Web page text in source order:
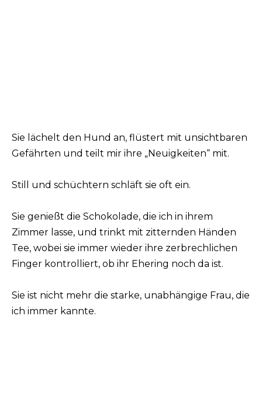
Sie lächelt den Hund an, flüstert mit unsichtbaren
Gefährten und teilt mir ihre „Neuigkeiten“ mit.
Still und schüchtern schläft sie oft ein.
Sie genießt die Schokolade, die ich in ihrem
Zimmer lasse, und trinkt mit zitternden Händen
Tee, wobei sie immer wieder ihre zerbrechlichen
Finger kontrolliert, ob ihr Ehering noch da ist.
Sie ist nicht mehr die starke, unabhängige Frau, die
ich immer kannte.